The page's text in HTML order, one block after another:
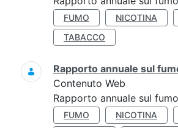
FUMO NICOTINA
TABACCO
Rapporto annuale sul
Contenuto Web
Rapporto annuale sul
FUMO NICOTINA